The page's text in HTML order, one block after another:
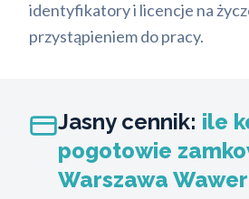
identyfikatory i licencje na
przystąpieniem do pracy.
Jasny cennik: ile
pogotowie
Warszawa